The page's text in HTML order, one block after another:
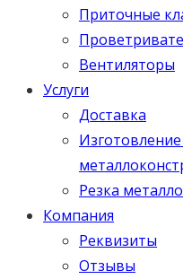
Приточные
Вентиляторы
Услуги
Доставка
Резка
Компания
Реквизиты
Отзывы